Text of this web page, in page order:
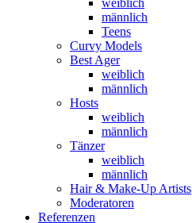
männlich
Teens
Curvy Models
Best Ager
weiblich
männlich
Hosts
weiblich
männlich
Tänzer
weiblich
männlich
Hair & Make-Up Artists
Moderatoren
Referenzen